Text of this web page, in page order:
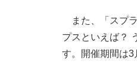
また、「スプ
プスといえば？
す。開催期間は3